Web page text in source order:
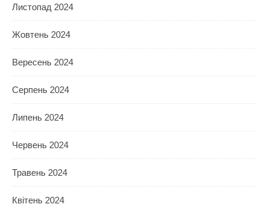
Листопад 2024
Жовтень 2024
Вересень 2024
Серпень 2024
Липень 2024
Червень 2024
Травень 2024
Квітень 2024